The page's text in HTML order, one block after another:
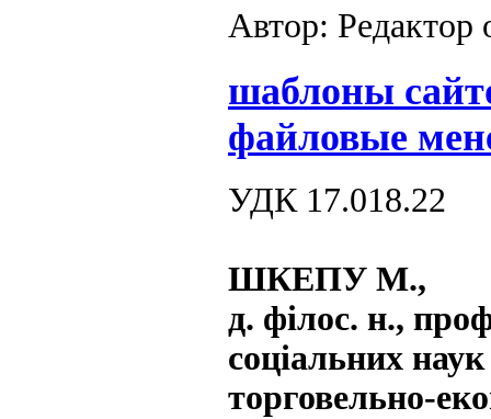
Автор: Редактор
шаблоны
файловые
УДК 17.018.22
ШКЕПУ М.,
д. філос. н.,
соціальних
торговельно-